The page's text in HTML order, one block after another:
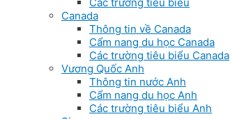
Canada
Thông tin về Canada
Cẩm nang du học Canada
Các trường tiêu biểu Canada
Vương Quốc Anh
Thông tin nước Anh
Cẩm nang du học Anh
Các trường tiêu biểu Anh